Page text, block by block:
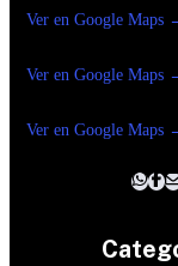
Ver en Google Maps
Ver en Google Maps
Ver en Google Maps